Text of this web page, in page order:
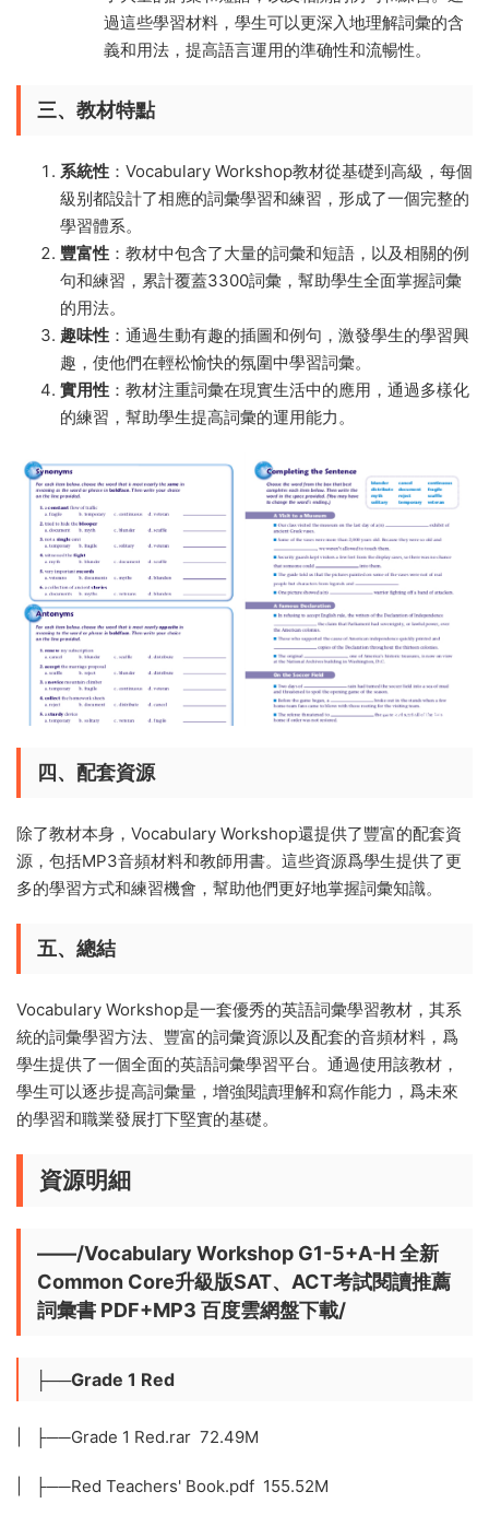
過這些學習材料，學生可以更深入地理解詞彙的含
義和用法，提高語言運用的準确性和流暢性。
三、教材特點
系統性 ：Vocabulary Workshop教材從基礎到高級，每個
級别都設計了相應的詞彙學習和練習，形成了一個完整的
學習體系。
豐富性 ：教材中包含了大量的詞彙和短語，以及相關的例
句和練習，累計覆蓋3300詞彙，幫助學生全面掌握詞彙
的用法。
趣味性 ：通過生動有趣的插圖和例句，激發學生的學習興
趣，使他們在輕松愉快的氛圍中學習詞彙。
實用性 ：教材注重詞彙在現實生活中的應用，通過多樣化
的練習，幫助學生提高詞彙的運用能力。
四、配套資源
除了教材本身，Vocabulary Workshop還提供了豐富的配套資
源，包括MP3音頻材料和教師用書。這些資源爲學生提供了更
多的學習方式和練習機會，幫助他們更好地掌握詞彙知識。
五、總結
Vocabulary Workshop是一套優秀的英語詞彙學習教材，其系
統的詞彙學習方法、豐富的詞彙資源以及配套的音頻材料，爲
學生提供了一個全面的英語詞彙學習平台。通過使用該教材，
學生可以逐步提高詞彙量，增強閱讀理解和寫作能力，爲未來
的學習和職業發展打下堅實的基礎。
資源明細
——/Vocabulary Workshop G1-5+A-H 全新
Common Core升級版SAT、ACT考試閱讀推薦
詞彙書 PDF+MP3 百度雲網盤下載/
├──Grade 1 Red
| ├──Grade 1 Red.rar 72.49M
| ├──Red Teachers' Book.pdf 155.52M